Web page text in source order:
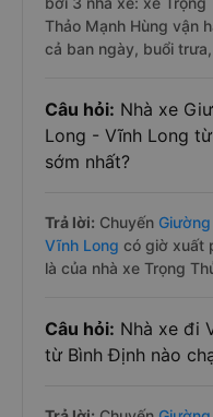
Thảo Mạnh Hùng vận
cả ban ngày, buổi
Câu hỏi: Nhà xe
Long - Vĩnh Long
sớm nhất?
Trả lời: Chuyến
Vĩnh Long có giờ xuất
là của nhà xe Trọng
Câu hỏi: Nhà xe đi
từ Bình Định nào